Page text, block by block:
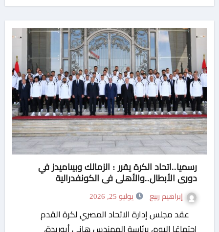
رسميا..اتحاد الكرة يقرر : الزمالك وبيىاميدز في
دوري الأبطال..والأهلي في الكونفدرالية
إبراهيم ربيع يوليو 25, 2026
عقد مجلس إدارة الاتحاد المصري لكرة القدم
اجتماعًا اليوم، برئاسة المهندس هاني أبوريدة،